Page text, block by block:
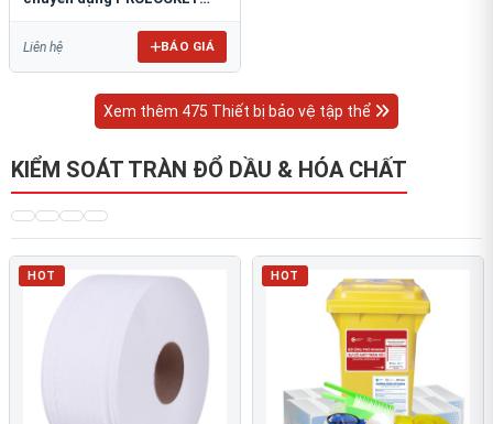
Liên hệ BÁO GIÁ
Xem thêm 475 Thiết bị bảo vệ tập thể
KIỂM SOÁT TRÀN ĐỔ DẦU & HÓA CHẤT
HOT HOT